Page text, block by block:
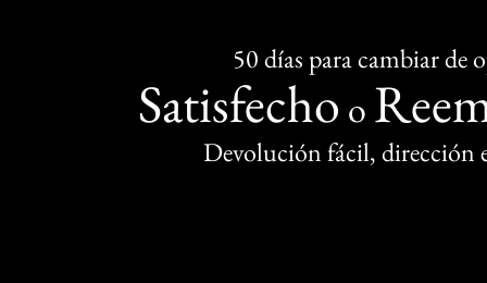
50 días para cambiar de
Satisfecho o
Devolución fácil, dirección